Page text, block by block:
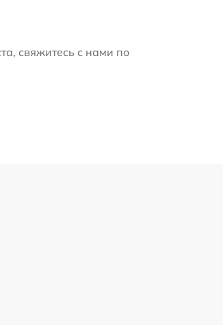
свяжитесь с нами по